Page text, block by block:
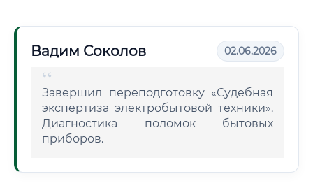
Вадим Соколов 02.06.2026
Завершил переподготовку «Судебная
экспертиза электробытовой техники».
Диагностика поломок бытовых
приборов.